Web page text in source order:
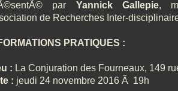
par Yannick Gallepie,
de Recherches Inter-
PRATIQUES :
: La Conjuration des Fourneaux, 149
: jeudi 24 novembre 2016 Ã 19h